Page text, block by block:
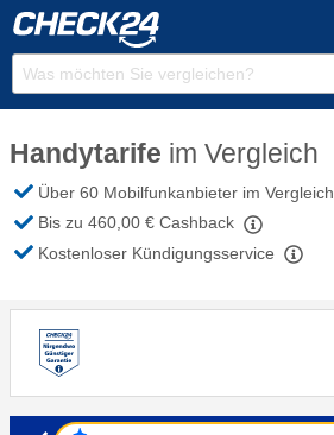
Handytarife im Vergleich
Über 60 Mobilfunkanbieter im Vergleich
Bis zu 460,00 € Cashback
Kostenloser Kündigungsservice